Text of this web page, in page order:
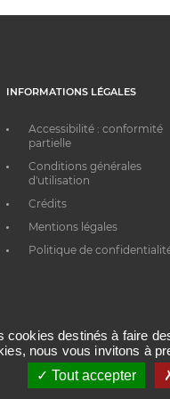
INFORMATIONS LÉGALES
Accessibilité : conformité
partielle
Conditions générales
d'utilisation
Crédits
Mentions légales
Politique de
cookies destinés à faire
nous vous invitons à
Tout accepter